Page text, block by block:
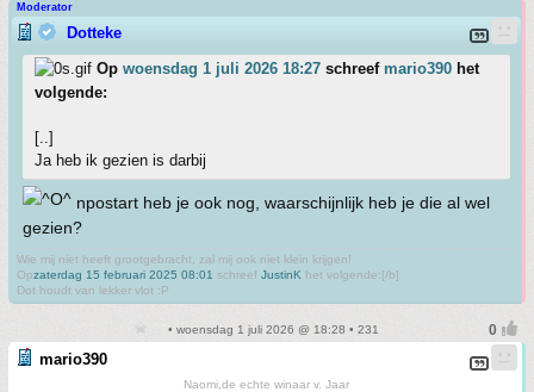
Moderator
Dotteke
Op woensdag 1 juli 2026 18:27 schreef mario390 het
volgende:
[..]
Ja heb ik gezien is darbij
npostart heb je ook nog, waarschijnlijk heb je die al wel
gezien?
Wie mij niet heeft grootgebracht, zal mij ook niet klein krijgen!
Opzaterdag 15 februari 2025 08:01 schreef JustinK het volgende:[/b]
Dot houdt van lekker vlot :P
• woensdag 1 juli 2026 @ 18:28 • 231
mario390
Naomi,de echte winaar v. Jaar